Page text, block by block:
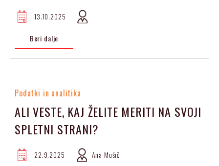
13.10.2025
Beri dalje
Podatki in analitika
ALI VESTE, KAJ ŽELITE MERITI NA SVOJI
SPLETNI STRANI?
22.9.2025 Ana Mušič